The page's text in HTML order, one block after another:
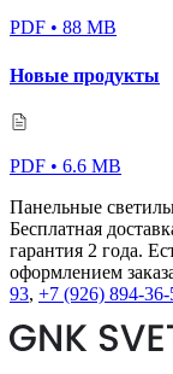
PDF • 88 MB
Новые продукты
PDF • 6.6 MB
Панельные
Бесплатная
гарантия 2 года.
оформлением
93, +7 (926) 894-36-